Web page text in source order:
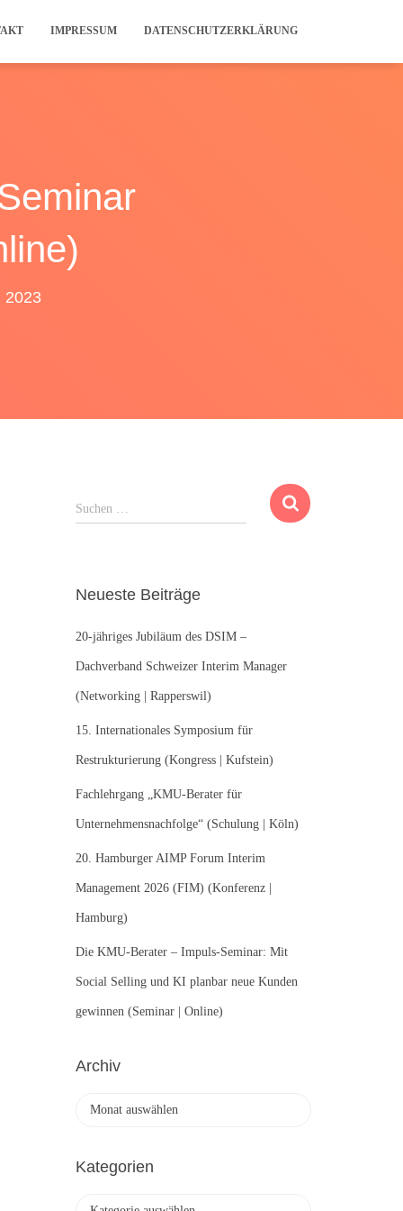
IMPRESSUM DATENSCHUTZERKLÄRUNG
2023
u
n
a
c
:
Suchen …
Neueste Beiträge
20-jähriges Jubiläum des DSIM –
Dachverband Schweizer Interim Manager
(Networking | Rapperswil)
15. Internationales Symposium für
Restrukturierung (Kongress | Kufstein)
Fachlehrgang „KMU-Berater für
Unternehmensnachfolge“ (Schulung | Köln)
20. Hamburger AIMP Forum Interim
Management 2026 (FIM) (Konferenz |
Hamburg)
Die KMU-Berater – Impuls-Seminar: Mit
Social Selling und KI planbar neue Kunden
gewinnen (Seminar | Online)
Archiv
h
Kategorien